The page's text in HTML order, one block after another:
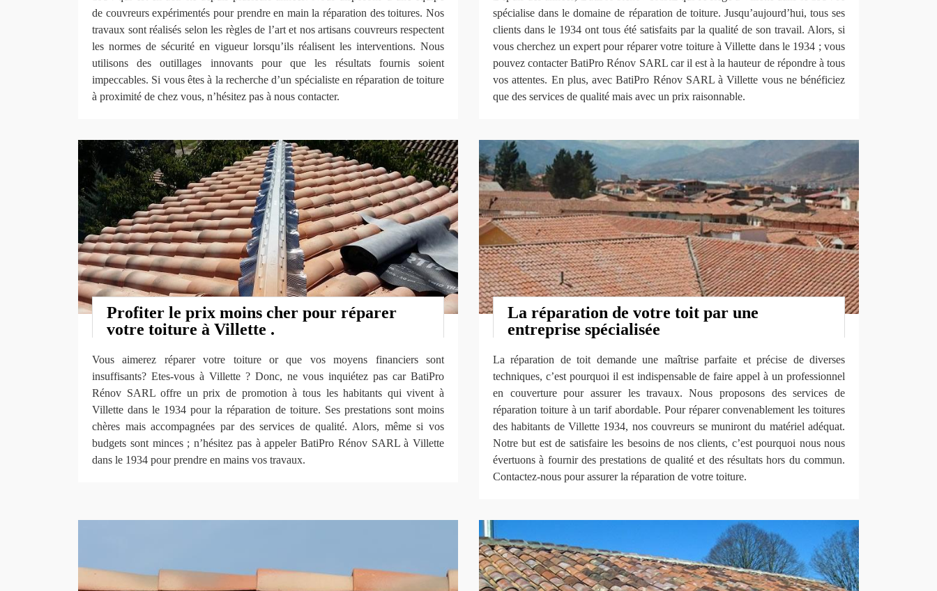
de couvreurs expérimentés pour prendre en main la réparation des toitures. Nos
travaux sont réalisés selon les règles de l’art et nos artisans couvreurs respectent
les normes de sécurité en vigueur lorsqu’ils réalisent les interventions. Nous
utilisons des outillages innovants pour que les résultats fournis soient
impeccables. Si vous êtes à la recherche d’un spécialiste en réparation de toiture
à proximité de chez vous, n’hésitez pas à nous contacter.
spécialise dans le domaine de réparation de toiture. Jusqu’aujourd’hui, tous ses
clients dans le 1934 ont tous été satisfaits par la qualité de son travail. Alors, si
vous cherchez un expert pour réparer votre toiture à Villette dans le 1934 ; vous
pouvez contacter BatiPro Rénov SARL car il est à la hauteur de répondre à tous
vos attentes. En plus, avec BatiPro Rénov SARL à Villette vous ne bénéficiez
que des services de qualité mais avec un prix raisonnable.
Profiter le prix moins cher pour réparer
votre toiture à Villette .
Vous aimerez réparer votre toiture or que vos moyens financiers sont
insuffisants? Etes-vous à Villette ? Donc, ne vous inquiétez pas car BatiPro
Rénov SARL offre un prix de promotion à tous les habitants qui vivent à
Villette dans le 1934 pour la réparation de toiture. Ses prestations sont moins
chères mais accompagnées par des services de qualité. Alors, même si vos
budgets sont minces ; n’hésitez pas à appeler BatiPro Rénov SARL à Villette
dans le 1934 pour prendre en mains vos travaux.
La réparation de votre toit par une
entreprise spécialisée
La réparation de toit demande une maîtrise parfaite et précise de diverses
techniques, c’est pourquoi il est indispensable de faire appel à un professionnel
en couverture pour assurer les travaux. Nous proposons des services de
réparation toiture à un tarif abordable. Pour réparer convenablement les toitures
des habitants de Villette 1934, nos couvreurs se muniront du matériel adéquat.
Notre but est de satisfaire les besoins de nos clients, c’est pourquoi nous nous
évertuons à fournir des prestations de qualité et des résultats hors du commun.
Contactez-nous pour assurer la réparation de votre toiture.